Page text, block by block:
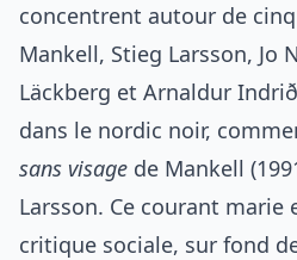
concentrent autour de
Mankell, Stieg Larsson, Jo
Läckberg et Arnaldur
dans le nordic noir,
sans visage de Mankell
Larsson. Ce courant marie
critique sociale, sur fond